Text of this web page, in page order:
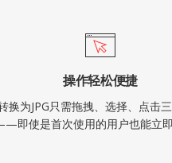
操作轻松便捷
换为JPG只需拖拽、选择、点击
即使是首次使用的用户也能立即